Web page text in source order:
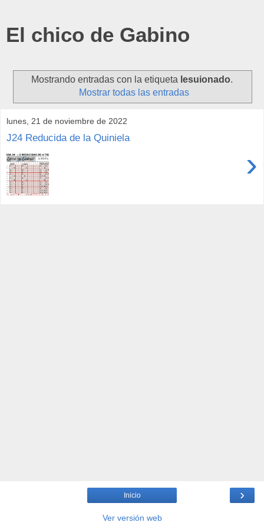
El chico de Gabino
Mostrando entradas con la etiqueta lesuionado.
Mostrar todas las entradas
lunes, 21 de noviembre de 2022
J24 Reducida de la Quiniela
›
›
Inicio
Ver versión web